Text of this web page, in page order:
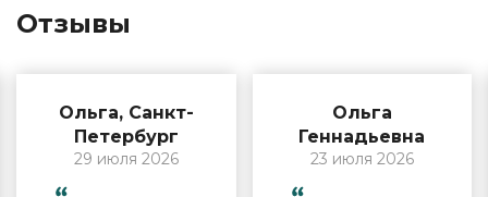
Отзывы
Ольга, Санкт-
Петербург
29 июля 2026
Ольга
Геннадьевна
23 июля 2026